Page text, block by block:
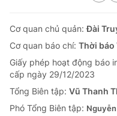
Cơ quan chủ quản:Đài
Cơ quan báo chí: Thời báo
Giấy phép hoạt động báo
cấp ngày 29/12/2023
Tổng Biên tập: Vũ Thanh
Phó Tổng Biên tập: